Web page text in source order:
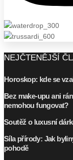
NEJČTENĚJŠÍ
Horoskop: kde se
Bez make-upu ani
nemohou fungovat?
Soutěž o luxusní
Síla přírody: Jak
pohodě